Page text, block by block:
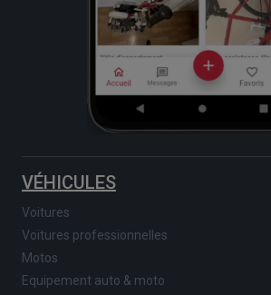
VÉHICULES
Voitures
Voitures professionnelles
Motos
Equipement auto & moto